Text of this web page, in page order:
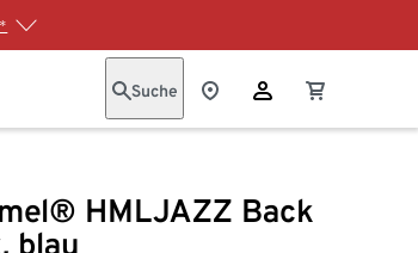
Suche
HMLJAZZ Back
blau